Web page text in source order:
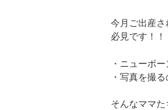
今月ご出産さ
必見です！！
・ニューボ
・写真を撮
そんなママた